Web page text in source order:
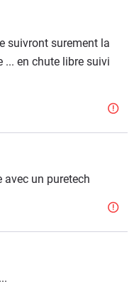
suivront surement la
... en chute libre suivi
avec un puretech